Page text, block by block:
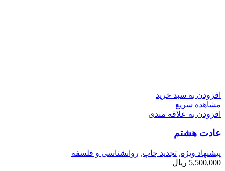
افزودن به سبد خرید
مشاهده سریع
افزودن به علاقه مندی
عادت هشتم
پیشنهاد ویژه, تجدید چاپ, روانشناسی و فلسفه
5,500,000 ریال